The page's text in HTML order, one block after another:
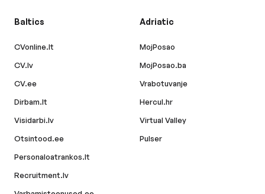
Baltics
CVonline.lt
CV.lv
CV.ee
Dirbam.lt
Visidarbi.lv
Otsintood.ee
Personaloatrankos.lt
Recruitment.lv
Adriatic
MojPosao
MojPosao.ba
Vrabotuvanje
Hercul.hr
Virtual Valley
Pulser